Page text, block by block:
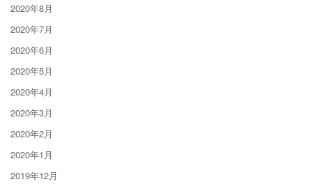
2020年8月
2020年7月
2020年6月
2020年5月
2020年4月
2020年3月
2020年2月
2020年1月
2019年12月